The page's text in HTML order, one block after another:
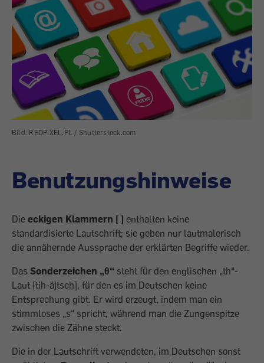
Bild: REDPIXEL.PL / Shutterstock.com
Benutzungshinweise
Die eckigen Klammern [ ] enthalten keine
standardisierte Lautschrift; sie geben nur lautmalerisch
die annähernde Aussprache der erklärten Begriffe wieder.
Das Sonderzeichen „θ“ steht für den englischen „th“-
Laut [tih-äjtsch], für den es im Deutschen keine
Entsprechung gibt. Er wird erzeugt, indem man ein
stimmloses „s“ spricht, während man die Zungenspitze
zwischen die Zähne steckt.
Die in der Lautschrift verwendeten, im Deutschen sonst